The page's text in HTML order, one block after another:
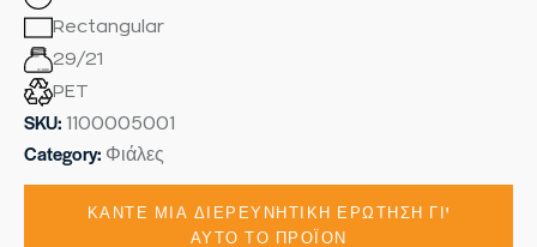
Rectangular
29/21
PET
SKU:1100005001
Category: Φιάλες